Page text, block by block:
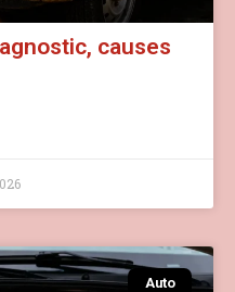
causes
Auto